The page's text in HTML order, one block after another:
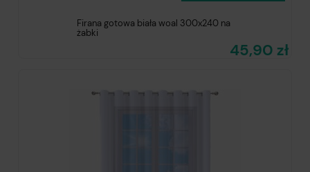
Firana gotowa biała woal 300x240 na
żabki
45,90 zł